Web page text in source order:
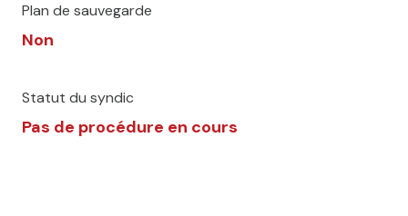
Plan de sauvegarde
Non
Statut du syndic
Pas de procédure en cours